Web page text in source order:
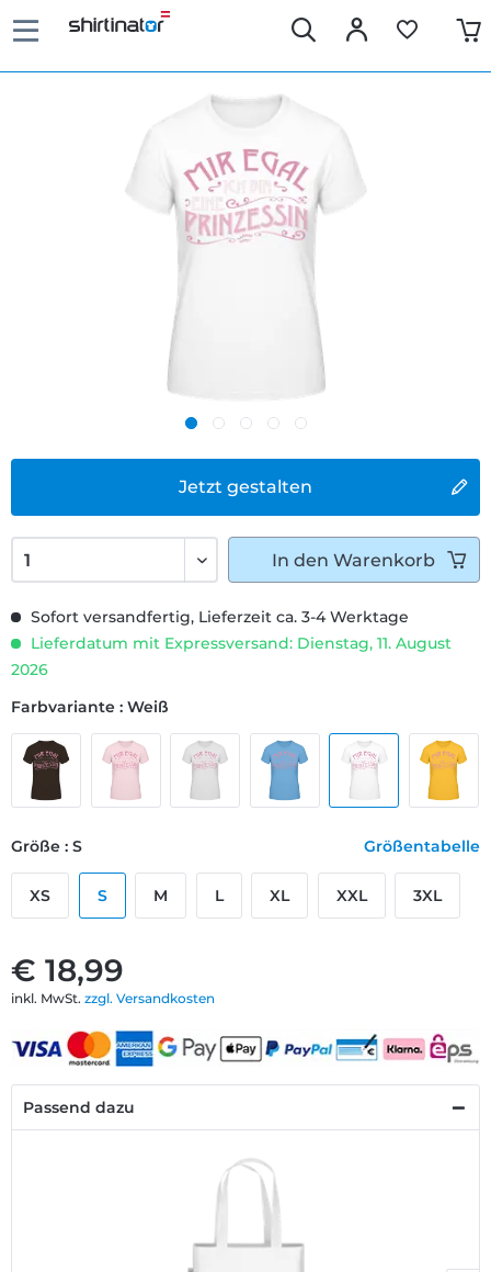
Jetzt gestalten
€ 18,99
inkl. MwSt. zzgl. Versandkosten
Sofort versandfertig, Lieferzeit ca. 3-4 Werktage
Lieferdatum mit Expressversand: Dienstag, 11. August
2026
Farbvariante : Weiß
Größe : S Größentabelle
XS S M L XL XXL 3XL
In den Warenkorb
Passend dazu